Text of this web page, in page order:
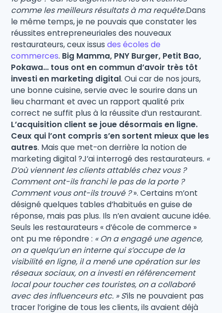
comme les meilleurs résultats à ma requête.Dans
le même temps, je ne pouvais que constater les
réussites entrepreneuriales des nouveaux
restaurateurs, ceux issusdes écoles de
commerces. Big Mamma, PNY Burger, Petit Bao,
Pokawa… tous ont en commun d’avoir très tôt
investi en marketing digital. Oui car de nos jours,
une bonne cuisine, servie avec le sourire dans un
lieu charmant et avec un rapport qualité prix
correct ne suffit plus à la réussite d’un restaurant.
L’acquisition client se joue désormais en ligne.
Ceux qui l’ont compris s’en sortent mieux que les
autres. Mais que met-on derrière la notion de
marketing digital ?J’ai interrogé des restaurateurs. «
D’où viennent les clients attablés chez vous ?
Comment ont-ils franchi le pas de la porte ?
Comment vous ont-ils trouvé ?». Certains m’ont
désigné quelques tables d’habitués en guise de
réponse, mais pas plus. Ils n’en avaient aucune idée.
Seuls les restaurateurs « d’école de commerce »
ont pu me répondre : « On a engagé une agence,
on a quelqu’un en interne qui s’occupe de la
visibilité en ligne, il a mené une opération sur les
réseaux sociaux, on a investi en référencement
local pour toucher ces touristes, on a collaboré
avec des influenceurs etc. » S’ils ne pouvaient pas
tracer l’origine de tous les clients, ils avaient déjà